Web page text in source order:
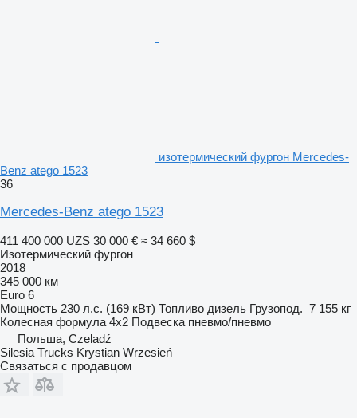
изотермический фургон Mercedes-
Benz atego 1523
36
Mercedes-Benz atego 1523
411 400 000 UZS 30 000 € ≈ 34 660 $
Изотермический фургон
2018
345 000 км
Euro 6
Мощность 230 л.с. (169 кВт) Топливо дизель Грузопод. 7 155 кг
Колесная формула 4x2 Подвеска пневмо/пневмо
Польша, Czeladź
Silesia Trucks Krystian Wrzesień
Связаться с продавцом